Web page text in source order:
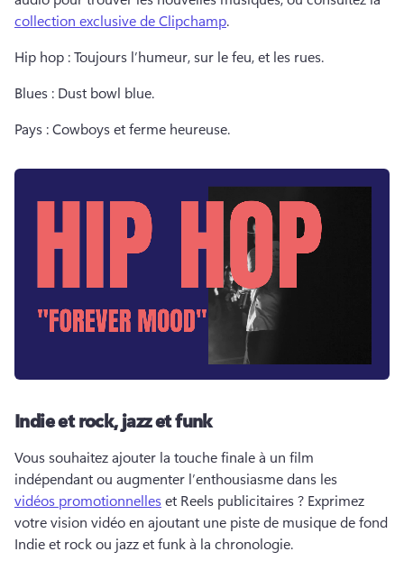
collection exclusive de Clipchamp.
Hip hop : Toujours l’humeur, sur le feu, et les rues.
Blues : Dust bowl blue.
Pays : Cowboys et ferme heureuse.
Indie et rock, jazz et funk
Vous souhaitez ajouter la touche finale à un film
indépendant ou augmenter l’enthousiasme dans les
vidéos promotionnelles et Reels publicitaires ? Exprimez
votre vision vidéo en ajoutant une piste de musique de fond
Indie et rock ou jazz et funk à la chronologie.